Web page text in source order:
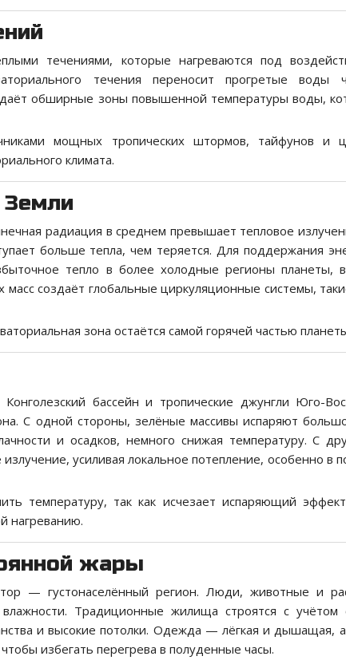
течениями, которые нагреваются под
течения переносит прогретые воды
обширные зоны повышенной температуры воды,
мощных тропических штормов, тайфунов и
климата.
Земли
радиация в среднем превышает тепловое
больше тепла, чем теряется. Для поддержания
тепло в более холодные регионы планеты,
создаёт глобальные циркуляционные системы,
зона остаётся самой горячей частью
бассейн и тропические джунгли Юго-
С одной стороны, зелёные массивы испаряют
и осадков, немного снижая температуру. С
усиливая локальное потепление, особенно в
температуру, так как исчезает испаряющий
нагреванию.
жары
— густонаселённый регион. Люди, животные и
Традиционные жилища строятся с учётом
и высокие потолки. Одежда — лёгкая и дышащая, а
избегать перегрева в полуденные часы.